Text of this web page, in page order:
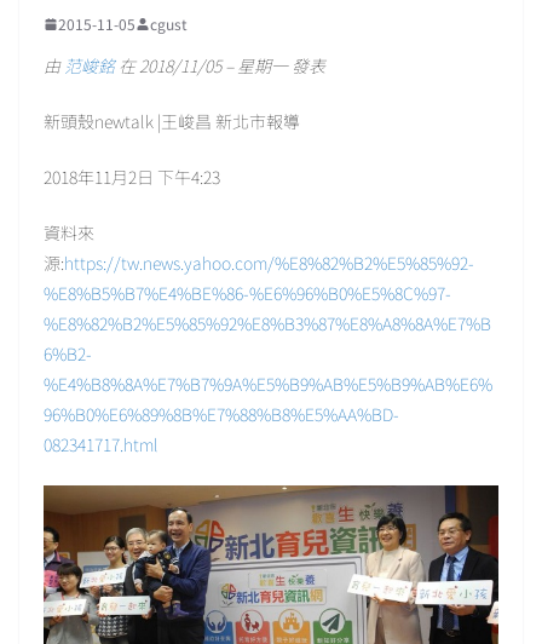
2015-11-05 cgust
由 范峻銘在 2018/11/05 – 星期一 發表
新頭殼newtalk |王峻昌 新北市報導
2018年11月2日 下午4:23
資料來
源:https://tw.news.yahoo.com/%E8%82%B2%E5%85%92-
%E8%B5%B7%E4%BE%86-%E6%96%B0%E5%8C%97-
%E8%82%B2%E5%85%92%E8%B3%87%E8%A8%8A%E7%B
6%B2-
%E4%B8%8A%E7%B7%9A%E5%B9%AB%E5%B9%AB%E6%
96%B0%E6%89%8B%E7%88%B8%E5%AA%BD-
082341717.html